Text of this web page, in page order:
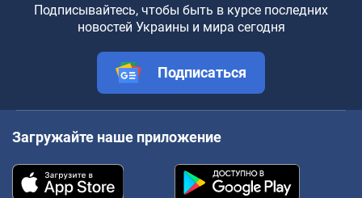
Подписывайтесь, чтобы быть в курсе последних
новостей Украины и мира сегодня
Подписаться
Загружайте наше приложение